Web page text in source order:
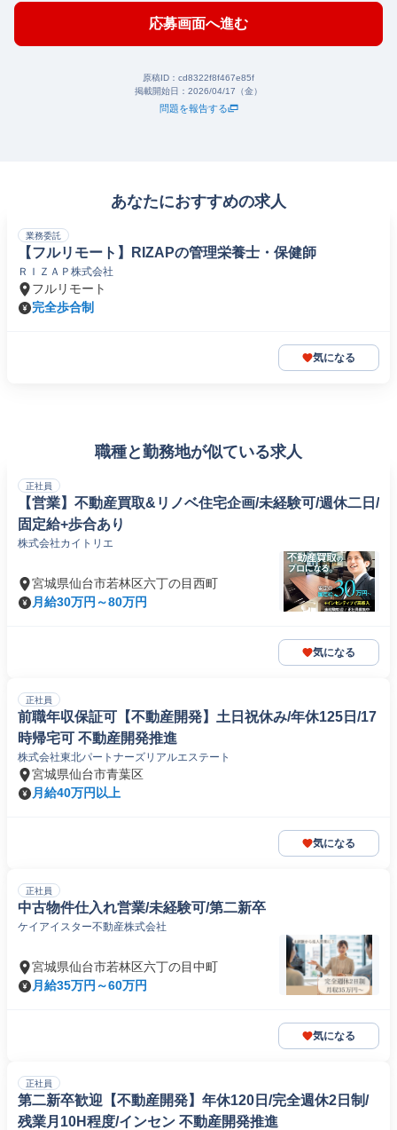
応募画面へ進む
原稿ID： cd8322f8f467e85f
掲載開始日： 2026/04/17（金）
問題を報告する
あなたにおすすめの求人
業務委託
【フルリモート】RIZAPの管理栄養士・保健師
ＲＩＺＡＰ株式会社
フルリモート
完全歩合制
気になる
職種と勤務地が似ている求人
正社員
【営業】不動産買取&リノベ住宅企画/未経験可/週休二日/
固定給+歩合あり
株式会社カイトリエ
宮城県仙台市若林区六丁の目西町
月給30万円～80万円
気になる
正社員
前職年収保証可【不動産開発】土日祝休み/年休125日/17
時帰宅可 不動産開発推進
株式会社東北パートナーズリアルエステート
宮城県仙台市青葉区
月給40万円以上
気になる
正社員
中古物件仕入れ営業/未経験可/第二新卒
ケイアイスター不動産株式会社
宮城県仙台市若林区六丁の目中町
月給35万円～60万円
気になる
正社員
第二新卒歓迎【不動産開発】年休120日/完全週休2日制/
残業月10H程度/インセン 不動産開発推進